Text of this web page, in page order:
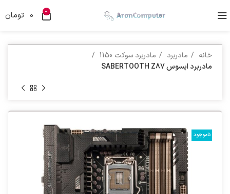
0
0 تومان
خانه مادربرد
مادربرد سوکت 1150
مادربرد ایسوس SABERTOOTH Z87
ناموجود